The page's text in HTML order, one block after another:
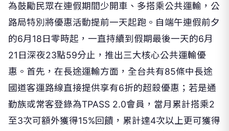
為鼓勵民眾在連假期間少開車、多搭乘公共運輸，公
路局特別將優惠活動提前一天起跑。自端午連假前夕
的6月18日零時起，一直持續到假期最後一天的6月
21日深夜23點59分止，推出三大核心公共運輸優
惠。首先，在長途運輸方面，全台共有85條中長途
國道客運路線直接提供享有6折的超殺優惠；若是通
勤族或常客登錄為TPASS 2.0會員，當月累計搭乘2
至3次可額外獲得15%回饋，累計達4次以上更可獲得